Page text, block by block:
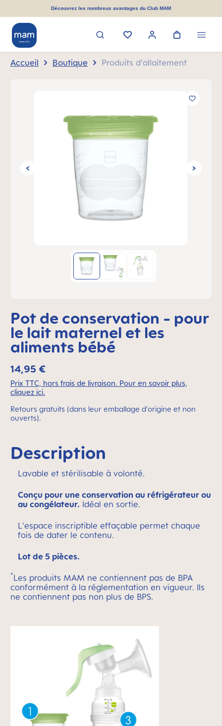
principalDécouvrez les nombreux avantages du Club MAM
Accueil Boutique Produits d'allaitement
Pot de conservation - pour
le lait maternel et les
aliments bébé
14,95 €
Prix TTC, hors frais de livraison. Pour en savoir plus,
cliquez ici.
Retours gratuits (dans leur emballage d'origine et non
ouverts).
Description
Lavable et stérilisable à volonté.
Conçu pour une conservation au réfrigérateur ou
au congélateur. Idéal en sortie.
L'espace inscriptible effaçable permet chaque
fois de dater le contenu.
Lot de 5 pièces.
°Les produits MAM ne contiennent pas de BPA
conformément à la réglementation en vigueur. Ils
ne contiennent pas non plus de BPS.